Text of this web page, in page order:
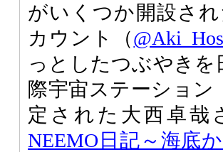
がいくつか開設さ
カウント（
っとしたつぶやきを
際宇宙ステーション
定された大西卓哉
NEEMO日記～海底